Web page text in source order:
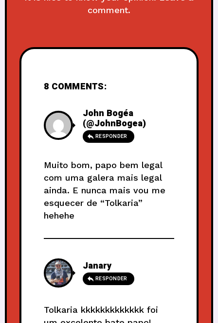
comment.
8 COMMENTS:
John Bogéa
(@JohnBogea)
RESPONDER
Muito bom, papo bem legal
com uma galera mais legal
ainda. E nunca mais vou me
esquecer de “Tolkaria”
hehehe
Janary
RESPONDER
Tolkaria kkkkkkkkkkkkk foi